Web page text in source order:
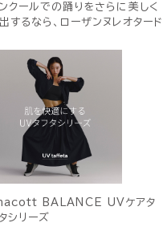
クールでの踊りをさらに美しく
するなら、ローザンヌレオタード
BALANCE UVケアタ
シリーズ